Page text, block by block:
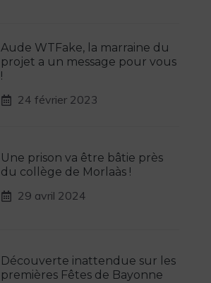
Aude WTFake, la marraine du
projet a un message pour vous
!
24 février 2023
Une prison va être bâtie près
du collège de Morlaàs !
29 avril 2024
Découverte inattendue sur les
premières Fêtes de Bayonne